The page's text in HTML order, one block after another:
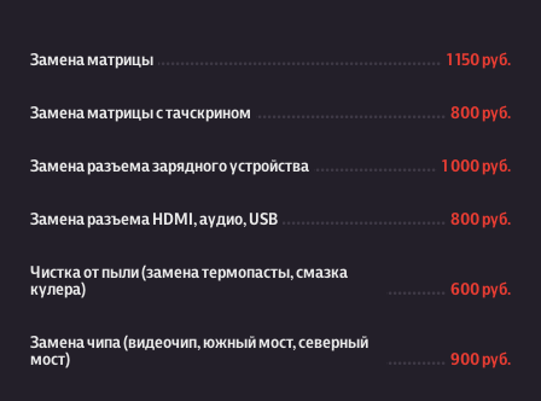
Замена матрицы 1 150 руб.
Замена матрицы с тачскрином 800 руб.
Замена разъема зарядного устройства 1 000 руб.
Замена разъема HDMI, аудио, USB 800 руб.
Чистка от пыли (замена термопасты, смазка
кулера)
600 руб.
Замена чипа (видеочип, южный мост, северный
мост)
900 руб.